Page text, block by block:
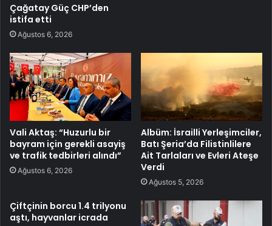
Çağatay Güç CHP’den
istifa etti
Ağustos 6, 2026
Vali Aktaş: “Huzurlu bir
bayram için gerekli asayiş
ve trafik tedbirleri alındı”
Ağustos 6, 2026
Albüm: İsrailli Yerleşimciler,
Batı Şeria’da Filistinlilere
Ait Tarlaları ve Evleri Ateşe
Verdi
Ağustos 5, 2026
Çiftçinin borcu 1.4 trilyonu
aştı, hayvanlar icrada